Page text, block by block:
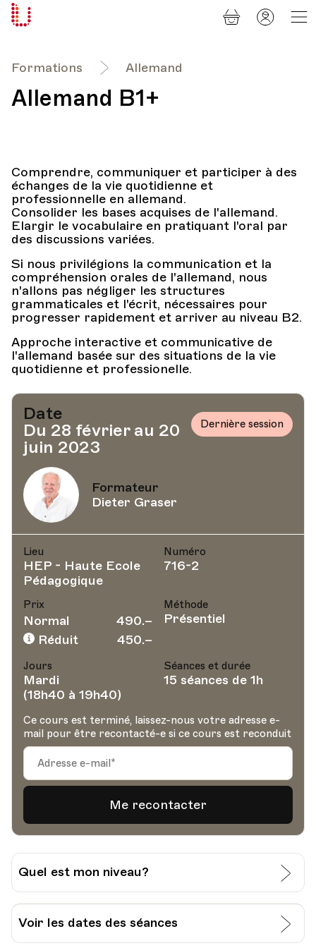
Formations Allemand
Allemand B1+
Comprendre, communiquer et participer à des
échanges de la vie quotidienne et
professionnelle en allemand.
Consolider les bases acquises de l'allemand.
Elargir le vocabulaire en pratiquant l'oral par
des discussions variées.
Si nous privilégions la communication et la
compréhension orales de l'allemand, nous
n'allons pas négliger les structures
grammaticales et l'écrit, nécessaires pour
progresser rapidement et arriver au niveau B2.
Approche interactive et communicative de
l'allemand basée sur des situations de la vie
quotidienne et professionelle.
Date
Du 28 février au 20
juin 2023
Dernière session
Formateur
Dieter Graser
Lieu
HEP - Haute Ecole
Pédagogique
Numéro
716-2
Prix
Normal
490.–
Réduit
450.–
Méthode
Présentiel
Jours
Mardi
(18h40 à 19h40)
Séances et durée
15 séances de 1h
Ce cours est terminé, laissez-nous votre adresse e-
mail pour être recontacté-e si ce cours est reconduit
Quel est mon niveau?
J’évalue moi-même mon niveau:
Grille pour l’auto-évaluation du CECR
Voir les dates des séances
Panier
Mon